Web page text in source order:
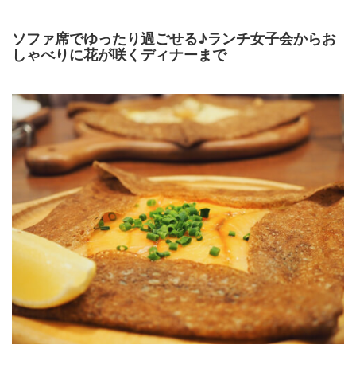
ソファ席でゆったり過ごせる♪ランチ女子会からお
しゃべりに花が咲くディナーまで